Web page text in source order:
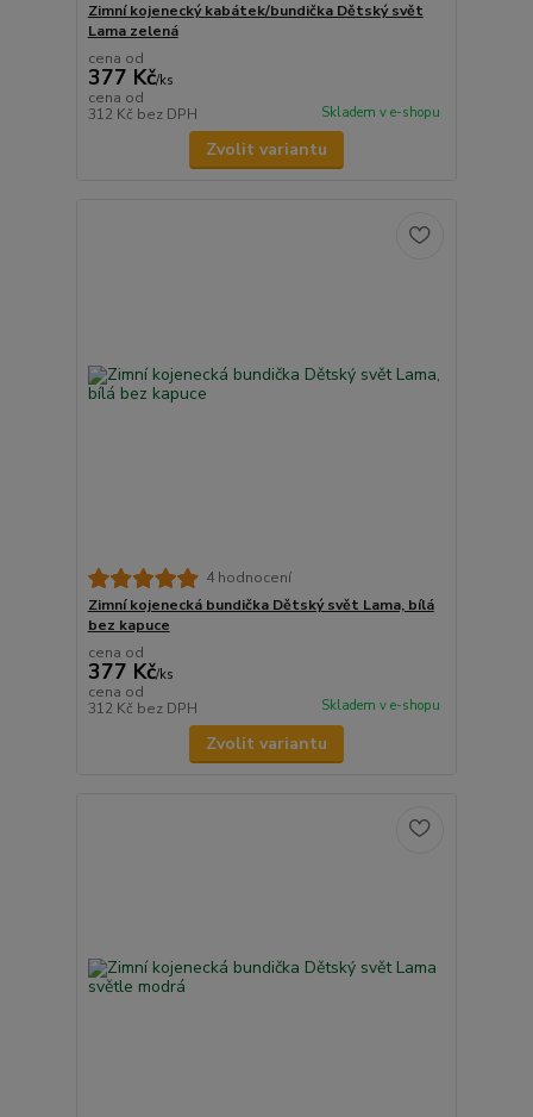
Zimní kojenecký kabátek/bundička Dětský svět
Lama zelená
cena od
377 Kč/ks
cena od
312 Kč bez DPH Skladem v e-shopu
Zvolit variantu
4 hodnocení
Zimní kojenecká bundička Dětský svět Lama, bílá
bez kapuce
cena od
377 Kč/ks
cena od
312 Kč bez DPH Skladem v e-shopu
Zvolit variantu